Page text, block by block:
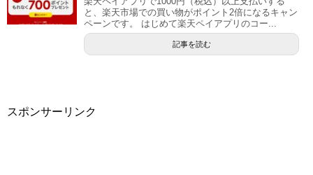
と、楽天市場での買い物がポイント2倍になるキャン
ペーンです。 はじめて楽天ペイアプリのコー...
記事を読む
スポンサーリンク